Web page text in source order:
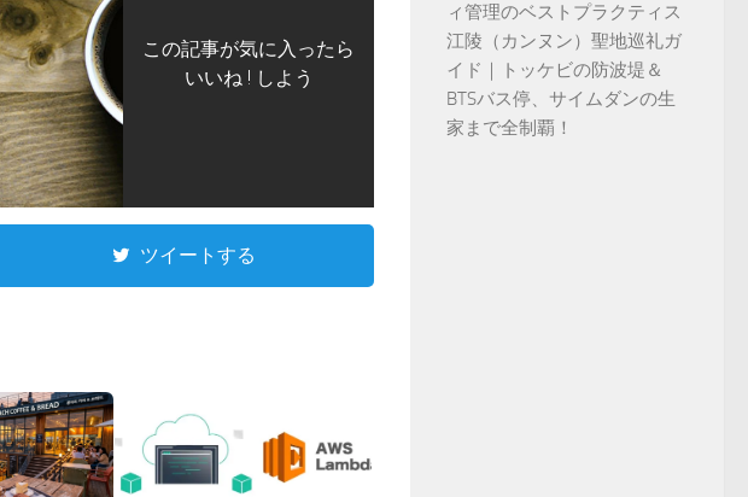
この記事が気に入ったら
いいね ! しよう
ツイートする
ィ管理のベストプラクティス
江陵（カンヌン）聖地巡礼ガ
イド｜トッケビの防波堤＆
BTSバス停、サイムダンの生
家まで全制覇！